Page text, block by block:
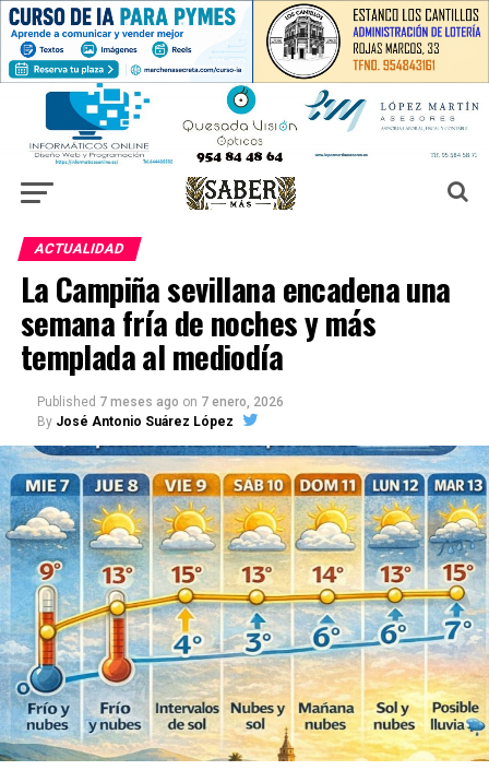
ACTUALIDAD
La Campiña sevillana encadena una
semana fría de noches y más
templada al mediodía
Published 7 meses ago on 7 enero, 2026
By José Antonio Suárez López